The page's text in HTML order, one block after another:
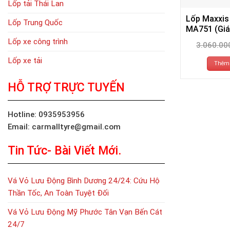
Lốp tải Thái Lan
Lốp Trung Quốc
Lốp xe công trình
Lốp xe tải
HỖ TRỢ TRỰC TUYẾN
Hotline: 0935953956
Email: carmalltyre@gmail.com
Tin Tức- Bài Viết Mới.
Vá Vỏ Lưu Động Bình Dương 24/24: Cứu Hộ
Thần Tốc, An Toàn Tuyệt Đối
Vá Vỏ Lưu Động Mỹ Phước Tân Vạn Bến Cát
24/7
Lốp
MA751